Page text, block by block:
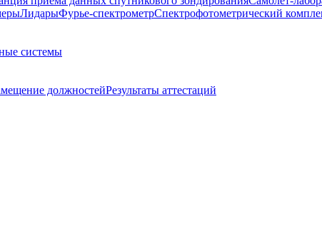
ЛидарыФурье-спектрометрСпектрофотометрический
системы
должностейРезультаты аттестаций